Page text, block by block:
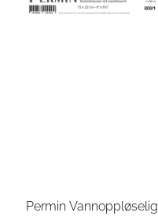
Permin Vannoppløselig